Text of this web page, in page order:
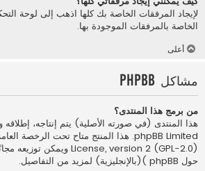
لإيجاد المرفقات الخاصة بك كلها اذهب إلى لوحة
الخاصة بالمرفقات الموجودة بها.
أعلى
مشاكل phpBB
من برمج هذا المنتدى؟
هذا المنتدى (في صورته الأصلية) يتم إنتاجه،
phpBB Limited
License, version 2 (GPL-2.0) ويمكن توزيعه مجانًا. أنظر إلى صفحة
حول phpBB )(بالإنجليزية)
لمزيد من التفاصيل.